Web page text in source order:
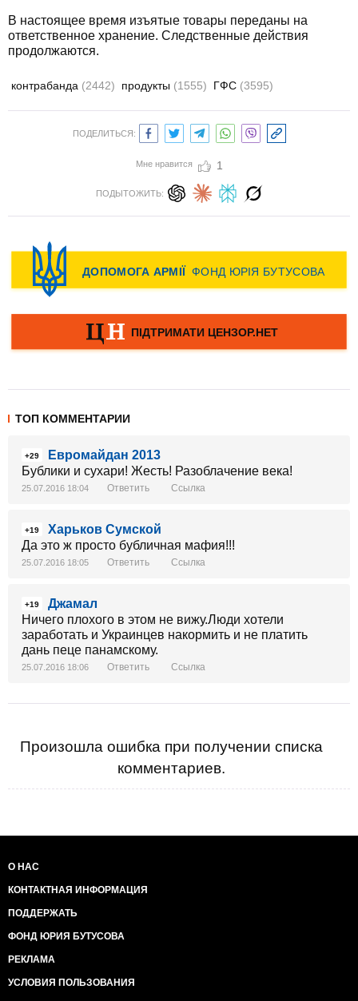
В настоящее время изъятые товары переданы на
ответственное хранение. Следственные действия
продолжаются.
контрабанда (2442) продукты (1555) ГФС (3595)
ПОДЕЛИТЬСЯ:
Мне нравится 1
ПОДЫТОЖИТЬ:
ТОП КОММЕНТАРИИ
+29
Евромайдан 2013
Бублики и сухари! Жесть! Разоблачение века!
25.07.2016 18:04 Ответить Ссылка
+19
Харьков Сумской
Да это ж просто бубличная мафия!!!
25.07.2016 18:05 Ответить Ссылка
+19
Джамал
Ничего плохого в этом не вижу.Люди хотели
заработать и Украинцев накормить и не платить
дань пеце панамскому.
25.07.2016 18:06 Ответить Ссылка
Произошла ошибка при получении списка
комментариев.
О НАС
КОНТАКТНАЯ ИНФОРМАЦИЯ
ПОДДЕРЖАТЬ
ФОНД ЮРИЯ БУТУСОВА
РЕКЛАМА
УСЛОВИЯ ПОЛЬЗОВАНИЯ